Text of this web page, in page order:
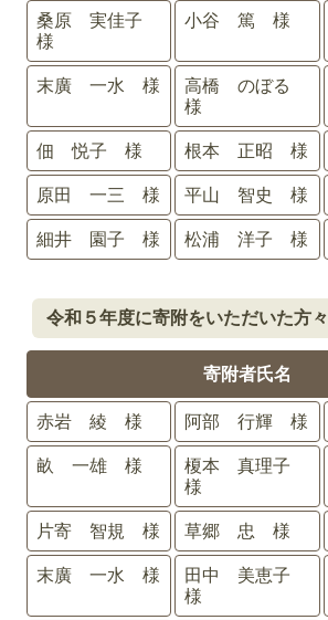
桑原 実佳子
様
小谷 篤 様
末廣 一水 様
高橋 のぼる
様
佃 悦子 様 根本 正昭 様
原田 一三 様 平山 智史 様
細井 園子 様 松浦 洋子 様
令和５年度に寄附をいただいた方々
寄附者氏名
赤岩 綾 様 阿部 行輝 様
畝 一雄 様
榎本 真理子
様
片寄 智規 様 草郷 忠 様
末廣 一水 様
田中 美恵子
様